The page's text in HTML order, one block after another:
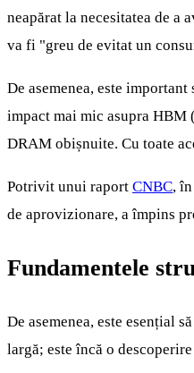
neapărat la necesitatea de a
va fi "greu de evitat un
De asemenea, este
impact mai mic asupra
DRAM obișnuite. Cu toate
Potrivit unui raport CNBC,
de aprovizionare, a împins
Fundamentele
De asemenea, este esențial
largă; este încă o